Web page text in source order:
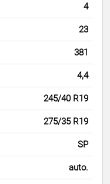
4
23
381
4,4
245/40 R19
275/35 R19
SP
auto.